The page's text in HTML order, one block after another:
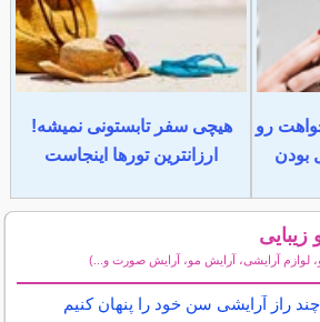
رو
بودن
هیچی سفر تابستونی نمیشه!
ارزانترین تورها اینجاست
آرایشی، آرایش مو، آرایش صورت و...)
راز آرایشی سن خود را پنهان کنیم